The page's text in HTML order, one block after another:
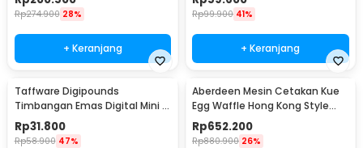
Rp274.900 28%
+ Keranjang
Rp99.900 41%
+ Keranjang
Taffware Digipounds
Timbangan Emas Digital Mini 5
Units 0.01g 200g - MH-200
Rp31.800
Rp58.900 47%
Aberdeen Mesin Cetakan Kue
Egg Waffle Hong Kong Style
220V 1400W - YN-6
Rp652.200
Rp880.900 26%